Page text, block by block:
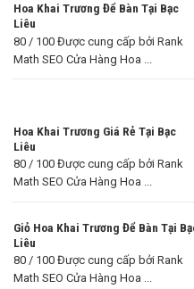
Hoa Khai Trương Để Bàn Tại Bạc
Liêu
80 / 100 Được cung cấp bởi Rank
Math SEO Cửa Hàng Hoa ...
Hoa Khai Trương Giá Rẻ Tại Bạc
Liêu
80 / 100 Được cung cấp bởi Rank
Math SEO Cửa Hàng Hoa ...
Giỏ Hoa Khai Trương Để Bàn Tại
Liêu
80 / 100 Được cung cấp bởi Rank
Math SEO Cửa Hàng Hoa ...